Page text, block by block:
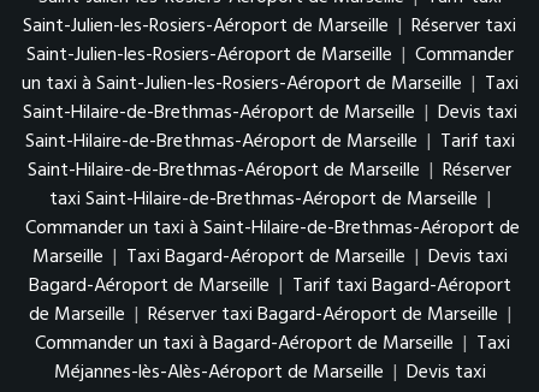
Saint-Julien-les-Rosiers-Aéroport de Marseille | Réserver taxi
Saint-Julien-les-Rosiers-Aéroport de Marseille | Commander
un taxi à Saint-Julien-les-Rosiers-Aéroport de Marseille | Taxi
Saint-Hilaire-de-Brethmas-Aéroport de Marseille | Devis taxi
Saint-Hilaire-de-Brethmas-Aéroport de Marseille | Tarif taxi
Saint-Hilaire-de-Brethmas-Aéroport de Marseille | Réserver
taxi Saint-Hilaire-de-Brethmas-Aéroport de Marseille |
Commander un taxi à Saint-Hilaire-de-Brethmas-Aéroport de
Marseille | Taxi Bagard-Aéroport de Marseille | Devis taxi
Bagard-Aéroport de Marseille | Tarif taxi Bagard-Aéroport
de Marseille | Réserver taxi Bagard-Aéroport de Marseille |
Commander un taxi à Bagard-Aéroport de Marseille | Taxi
Méjannes-lès-Alès-Aéroport de Marseille | Devis taxi